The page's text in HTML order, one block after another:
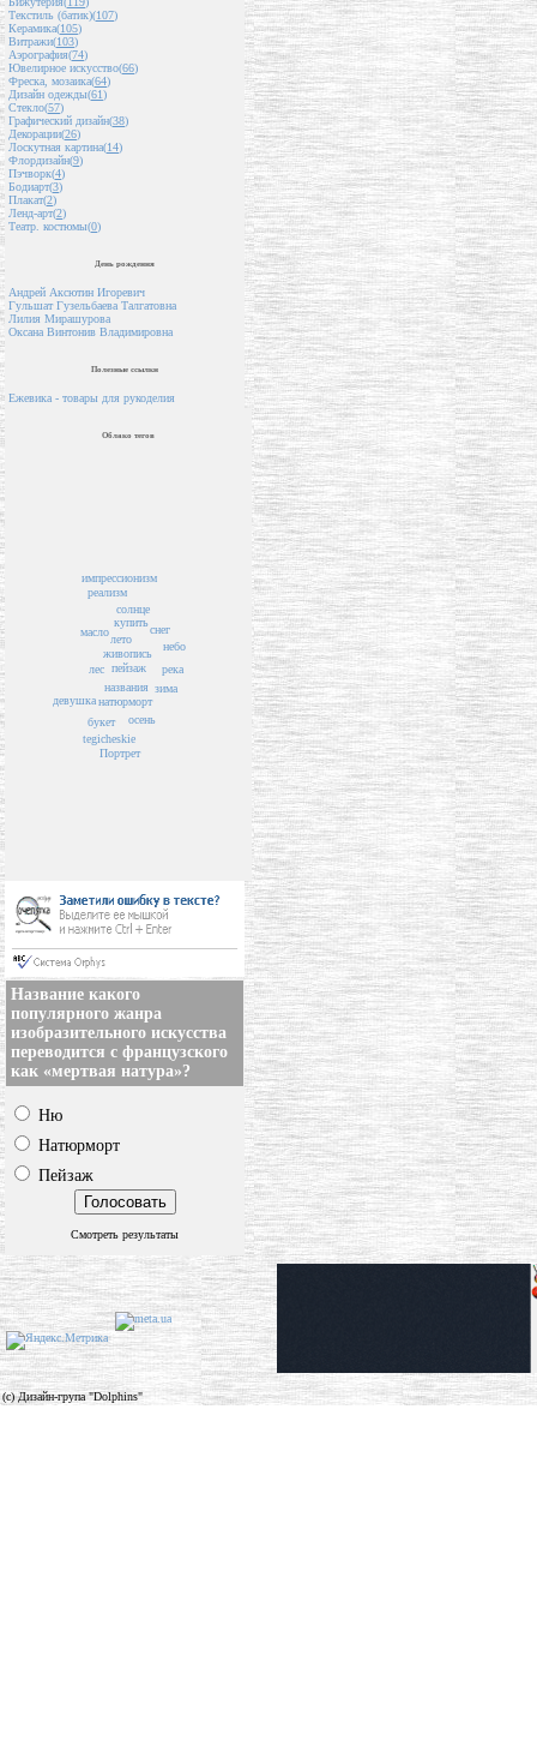
Текстиль (батик)(107)
Керамика(105)
Витражи(103)
Аэрография(74)
Ювелирное искусство(66)
Фреска, мозаика(64)
Дизайн одежды(61)
Стекло(57)
Графический дизайн(38)
Декорации(26)
Лоскутная картина(14)
Флордизайн(9)
Пэчворк(4)
Бодиарт(3)
Плакат(2)
Ленд-арт(2)
Театр. костюмы(0)
День рождения
Андрей Аксютин Игоревич
Гульшат Гузельбаева Талгатовна
Лилия Мирашурова
Оксана Винтонив Владимировна
Полезные ссылки
Ежевика - товары для рукоделия
Облако тегов
пейзаж
названия
живопись
лето
натюрморт
купить
солнце
лес
зима
осень
букет
масло
река
снег
tegicheskie
реализм
небо
импрессионизм
Портрет
девушка
Название какого
популярного жанра
изобразительного искусства
переводится с французского
как «мертвая натура»?
Ню
Натюрморт
Пейзаж
Смотреть результаты
(c) Дизайн-група "Dolphins"